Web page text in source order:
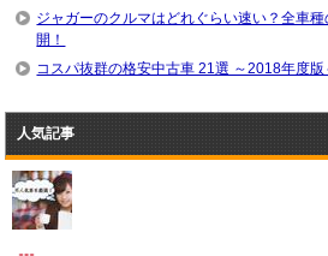
ジャガーのクルマはどれぐらい速い？全車
開！
コスパ抜群の格安中古車 21選 ～2018年度版
人気記事